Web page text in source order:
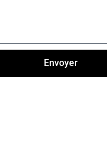
Envoyer